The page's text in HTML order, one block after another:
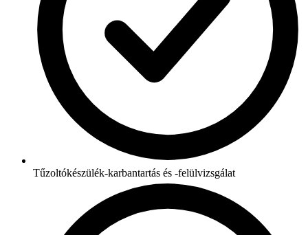
Tűzoltókészülék-karbantartás és -felülvizsgálat